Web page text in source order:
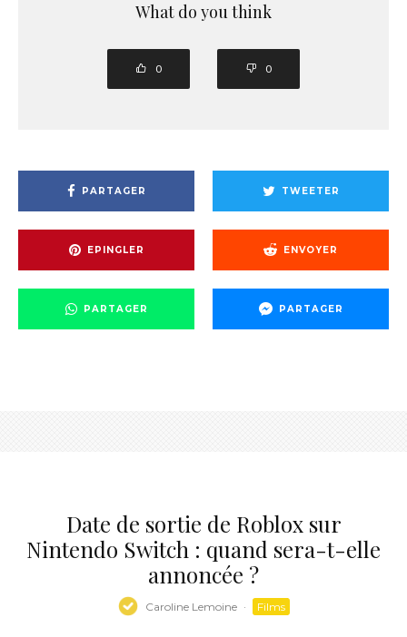
What do you think
0 0
PARTAGER TWEETER
EPINGLER ENVOYER
PARTAGER PARTAGER
Date de sortie de Roblox sur
Nintendo Switch : quand sera-t-elle
annoncée ?
Caroline Lemoine · Films